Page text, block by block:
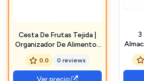
Cesta De Frutas Tejida |
Organizador De Alimentos
Con Asas - Cesta
Decorativa De Mimbre
Imitación Para Verduras
0.0 0 reviews
Ver precio
3
de